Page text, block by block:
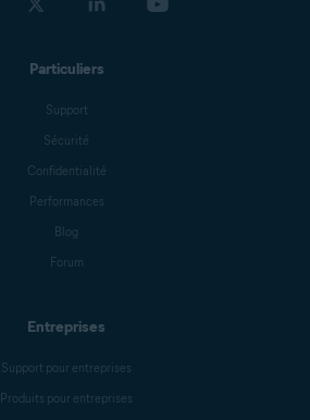
Particuliers
Support
Sécurité
Confidentialité
Performances
Blog
Forum
Entreprises
Support pour entreprises
Produits pour entreprises